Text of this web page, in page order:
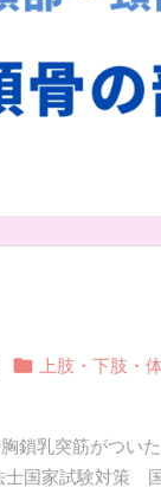
 上肢・下肢・
鎖乳突筋がつい
士国家試験対策